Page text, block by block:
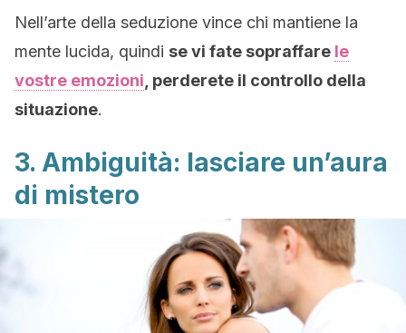
Nell’arte della seduzione vince chi mantiene la
mente lucida, quindi se vi fate sopraffare le
vostre emozioni , perderete il controllo della
situazione.
3. Ambiguità: lasciare un’aura
di mistero